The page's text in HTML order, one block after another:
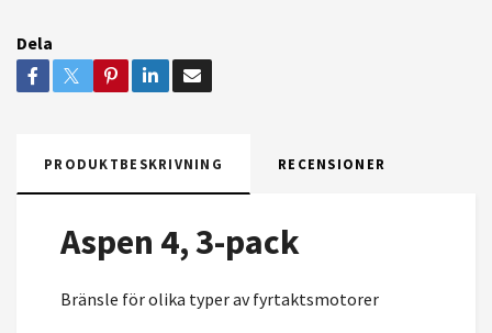
Dela
PRODUKTBESKRIVNING RECENSIONER
Aspen 4, 3-pack
Bränsle för olika typer av fyrtaktsmotorer